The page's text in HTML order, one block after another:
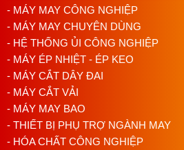
- MÁY MAY CÔNG NGHIỆP
- MÁY MAY CHUYÊN DÙNG
- HỆ THỐNG ỦI CÔNG NGHIỆP
- MÁY ÉP NHIỆT - ÉP KEO
- MÁY CẮT DÂY ĐAI
- MÁY CẮT VẢI
- MÁY MAY BAO
- THIẾT BỊ PHỤ TRỢ NGÀNH MAY
- HÓA CHẤT CÔNG NGHIỆP